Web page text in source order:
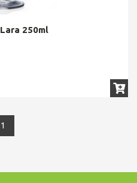
250ml
1